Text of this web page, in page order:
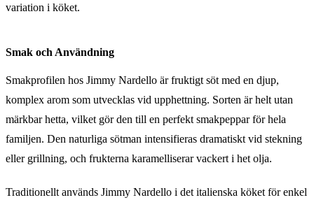
variation i köket.
Smak och Användning
Smakprofilen hos Jimmy Nardello är fruktigt söt med en djup,
komplex arom som utvecklas vid upphettning. Sorten är helt utan
märkbar hetta, vilket gör den till en perfekt smakpeppar för hela
familjen. Den naturliga sötman intensifieras dramatiskt vid stekning
eller grillning, och frukterna karamelliserar vackert i het olja.
Traditionellt används Jimmy Nardello i det italienska köket för enkel